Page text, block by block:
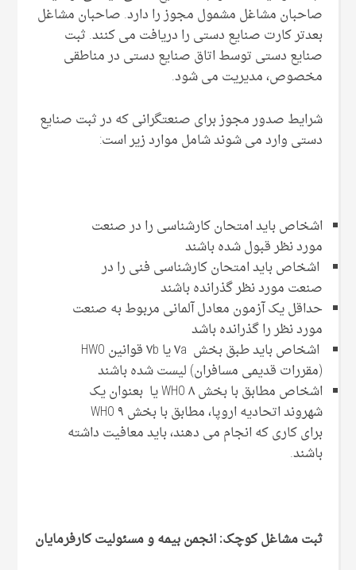
صاحبان مشاغل مشمول مجوز را دارد. صاحبان مشاغل
بعدتر کارت صنایع دستی را دریافت می کنند. ثبت
صنایع دستی توسط اتاق صنایع دستی در مناطقی
مخصوص، مدیریت می شود.
شرایط صدور مجوز برای صنعتگرانی که در ثبت صنایع
دستی وارد می شوند شامل موارد زیر است:
اشخاص باید امتحان کارشناسی را در صنعت
مورد نظر قبول شده باشند
اشخاص باید امتحان کارشناسی فنی را در
صنعت مورد نظر گذرانده باشند
حداقل یک آزمون معادل آلمانی مربوط به صنعت
مورد نظر را گذرانده باشد
اشخاص باید طبق بخش ۷a یا ۷b قوانین HWO
(مقررات قدیمی مسافران) لیست شده باشند
اشخاص مطابق با بخش ۸ WHO یا بعنوان یک
شهروند اتحادیه اروپا، مطابق با بخش ۹ WHO
برای کاری که انجام می دهند، باید معافیت داشته
باشند.
ثبت مشاغل کوچک: انجمن بیمه و مسئولیت کارفرمایان